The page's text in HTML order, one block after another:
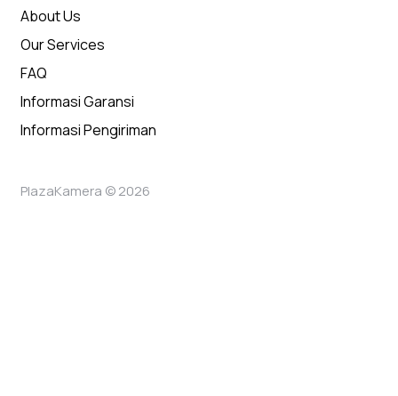
About Us
Our Services
FAQ
Informasi Garansi
Informasi Pengiriman
PlazaKamera © 2026